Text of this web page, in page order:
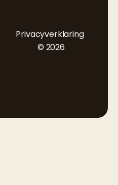
Privacyverklaring
© 2026